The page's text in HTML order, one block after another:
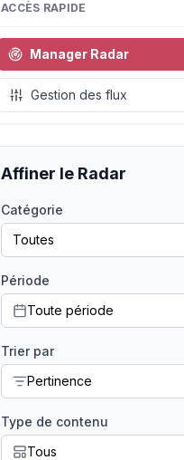
ACCÈS RAPIDE
Manager Radar
Gestion des flux
Affiner le Radar
Catégorie
Toutes
Période
Toute période
Trier par
Pertinence
Type de contenu
Tous